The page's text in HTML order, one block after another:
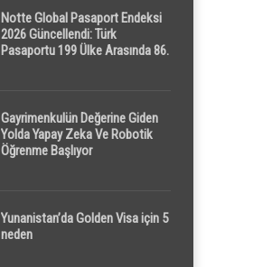
Notte Global Pasaport Endeksi
2026 Güncellendi: Türk
Pasaportu 199 Ülke Arasında 86.
Gayrimenkulün Değerine Giden
Yolda Yapay Zeka Ve Robotik
Öğrenme Başlıyor
Yunanistan’da Golden Visa için 5
neden